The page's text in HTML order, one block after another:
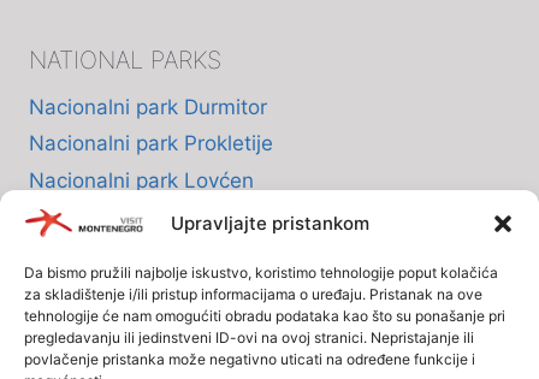
Upravljajte pristankom
Da bismo pružili najbolje iskustvo, koristimo tehnologije poput kolačića
za skladištenje i/ili pristup informacijama o uređaju. Pristanak na ove
tehnologije će nam omogućiti obradu podataka kao što su ponašanje pri
pregledavanju ili jedinstveni ID-ovi na ovoj stranici. Nepristajanje ili
povlačenje pristanka može negativno uticati na određene funkcije i
NATIONAL PARKS
Nacionalni park Durmitor
Nacionalni park Prokletije
Nacionalni park Lovćen
Nacionalni park Skadarsko jezero
INFO